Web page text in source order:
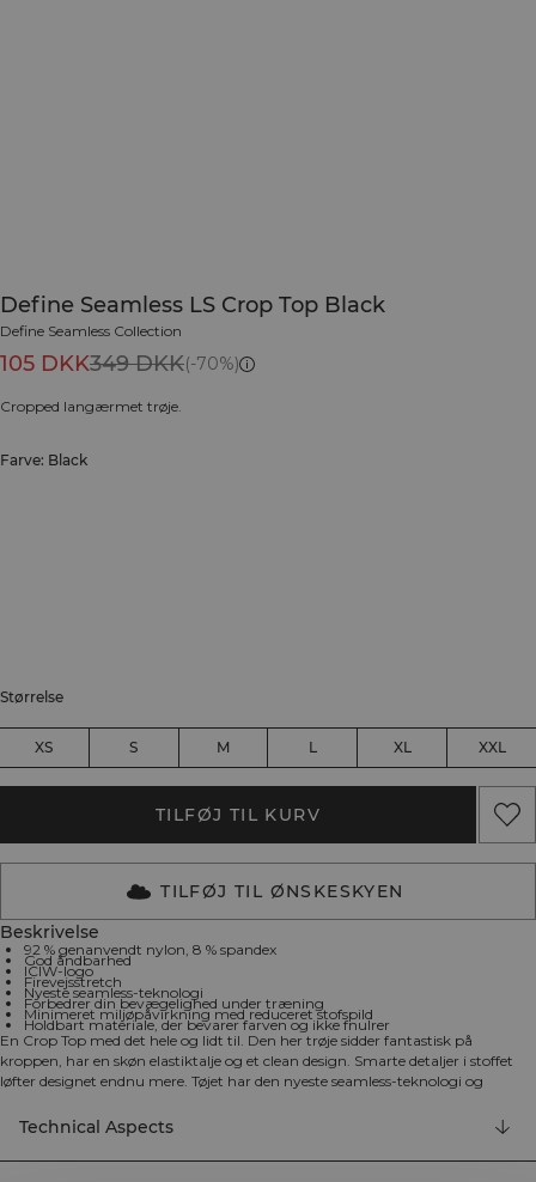
Define Seamless LS Crop Top Black
Define Seamless Collection
105 DKK349 DKK(-70%)
Cropped langærmet trøje.
Farve: Black
Størrelse
XS S M L XL XXL
TILFØJ TIL KURV
TILFØJ TIL ØNSKESKYEN
Beskrivelse
92 % genanvendt nylon, 8 % spandex
God åndbarhed
ICIW-logo
Firevejsstretch
Nyeste seamless-teknologi
Forbedrer din bevægelighed under træning
Minimeret miljøpåvirkning med reduceret stofspild
Holdbart materiale, der bevarer farven og ikke fnulrer
En Crop Top med det hele og lidt til. Den her trøje sidder fantastisk på
kroppen, har en skøn elastiktalje og et clean design. Smarte detaljer i stoffet
løfter designet endnu mere. Tøjet har den nyeste seamless-teknologi og
bevægelsesfrihed under træningen. Derudover har produktionen af seamless-
produkter en mindre indflydelse på det globale miljø, ved at mængden af
stofrester minimeres. Der anvendes mindre stof samlet set. Det holdbare
Technical Aspects